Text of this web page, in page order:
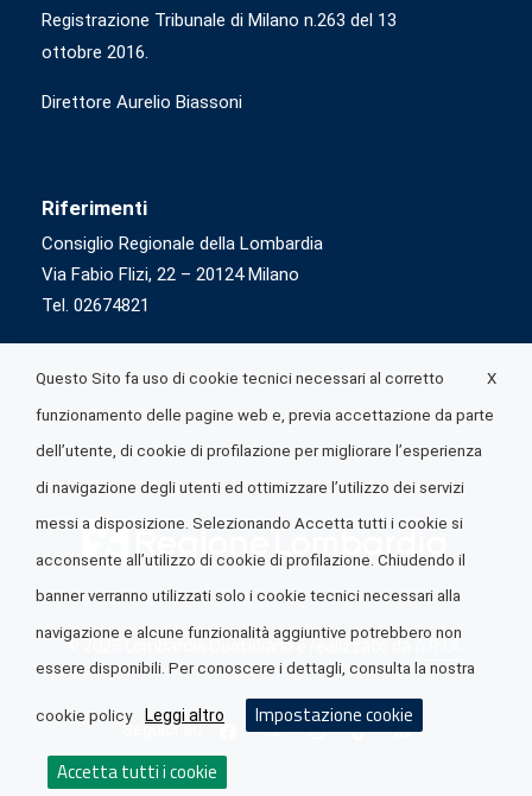
Registrazione Tribunale di Milano n.263 del 13
ottobre 2016.
Direttore Aurelio Biassoni
Riferimenti
Consiglio Regionale della Lombardia
Via Fabio Flizi, 22 – 20124 Milano
Tel. 02674821
© 2026 Lombardia Quotidiano è realizzato daA.R.I.A.
Seguici su
X
Questo Sito fa uso di cookie tecnici necessari al corretto
funzionamento delle pagine web e, previa accettazione da parte
dell’utente, di cookie di profilazione per migliorare l’esperienza
di navigazione degli utenti ed ottimizzare l’utilizzo dei servizi
messi a disposizione. Selezionando Accetta tutti i cookie si
acconsente all’utilizzo di cookie di profilazione. Chiudendo il
banner verranno utilizzati solo i cookie tecnici necessari alla
navigazione e alcune funzionalità aggiuntive potrebbero non
essere disponibili. Per conoscere i dettagli, consulta la nostra
cookie policy Leggi altro Impostazione cookie
Accetta tutti i cookie